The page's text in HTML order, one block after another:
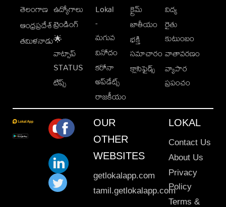
తెలంగాణ
ఆంధ్రప్రదేశ్
తమిళనాడు
ఉద్యోగాలు
ట్రెండింగ్
🌟
వాట్సాప్
STATUS
టిప్స్
Lokal
-
మగువ
వినోదం
కరోనా
అప్‌డేట్స్
రాజకీయం
క్రైమ్
జాతీయం
భక్తి
సమాచారం
క్లాసిఫైడ్స్
విద్య
రైతు
కుటుంబం
వాతావరణం
వ్యాపార
ప్రపంచం
OUR
OTHER
WEBSITES
getlokalapp.com
tamil.getlokalapp.com
LOKAL
Contact Us
About Us
Privacy
Policy
Terms &